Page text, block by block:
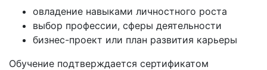
овладение навыками личностного роста
выбор профессии, сферы деятельности
бизнес-проект или план развития карьеры
Обучение подтверждается сертификатом